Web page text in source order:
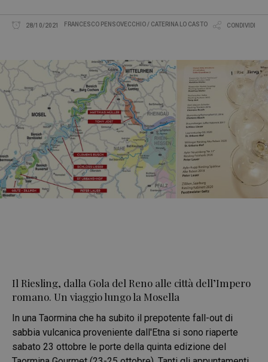
28/10/2021 FRANCESCO PENSOVECCHIO / CATERINA LO CASTO CONDIVIDI
Il Riesling, dalla Gola del Reno alle città dell’Impero
romano. Un viaggio lungo la Mosella
In una Taormina che ha subito il prepotente fall-out di
sabbia vulcanica proveniente dall'Etna si sono riaperte
sabato 23 ottobre le porte della quinta edizione del